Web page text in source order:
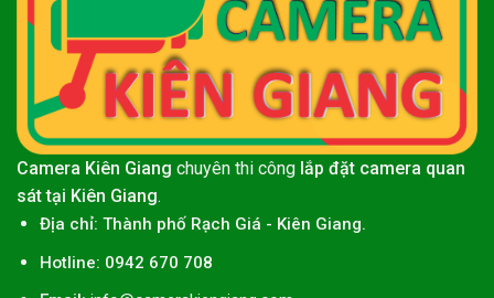
Camera Kiên Giang chuyên thi công lắp đặt camera quan
sát tại Kiên Giang.
Địa chỉ: Thành phố Rạch Giá - Kiên Giang.
Hotline: 0942 670 708